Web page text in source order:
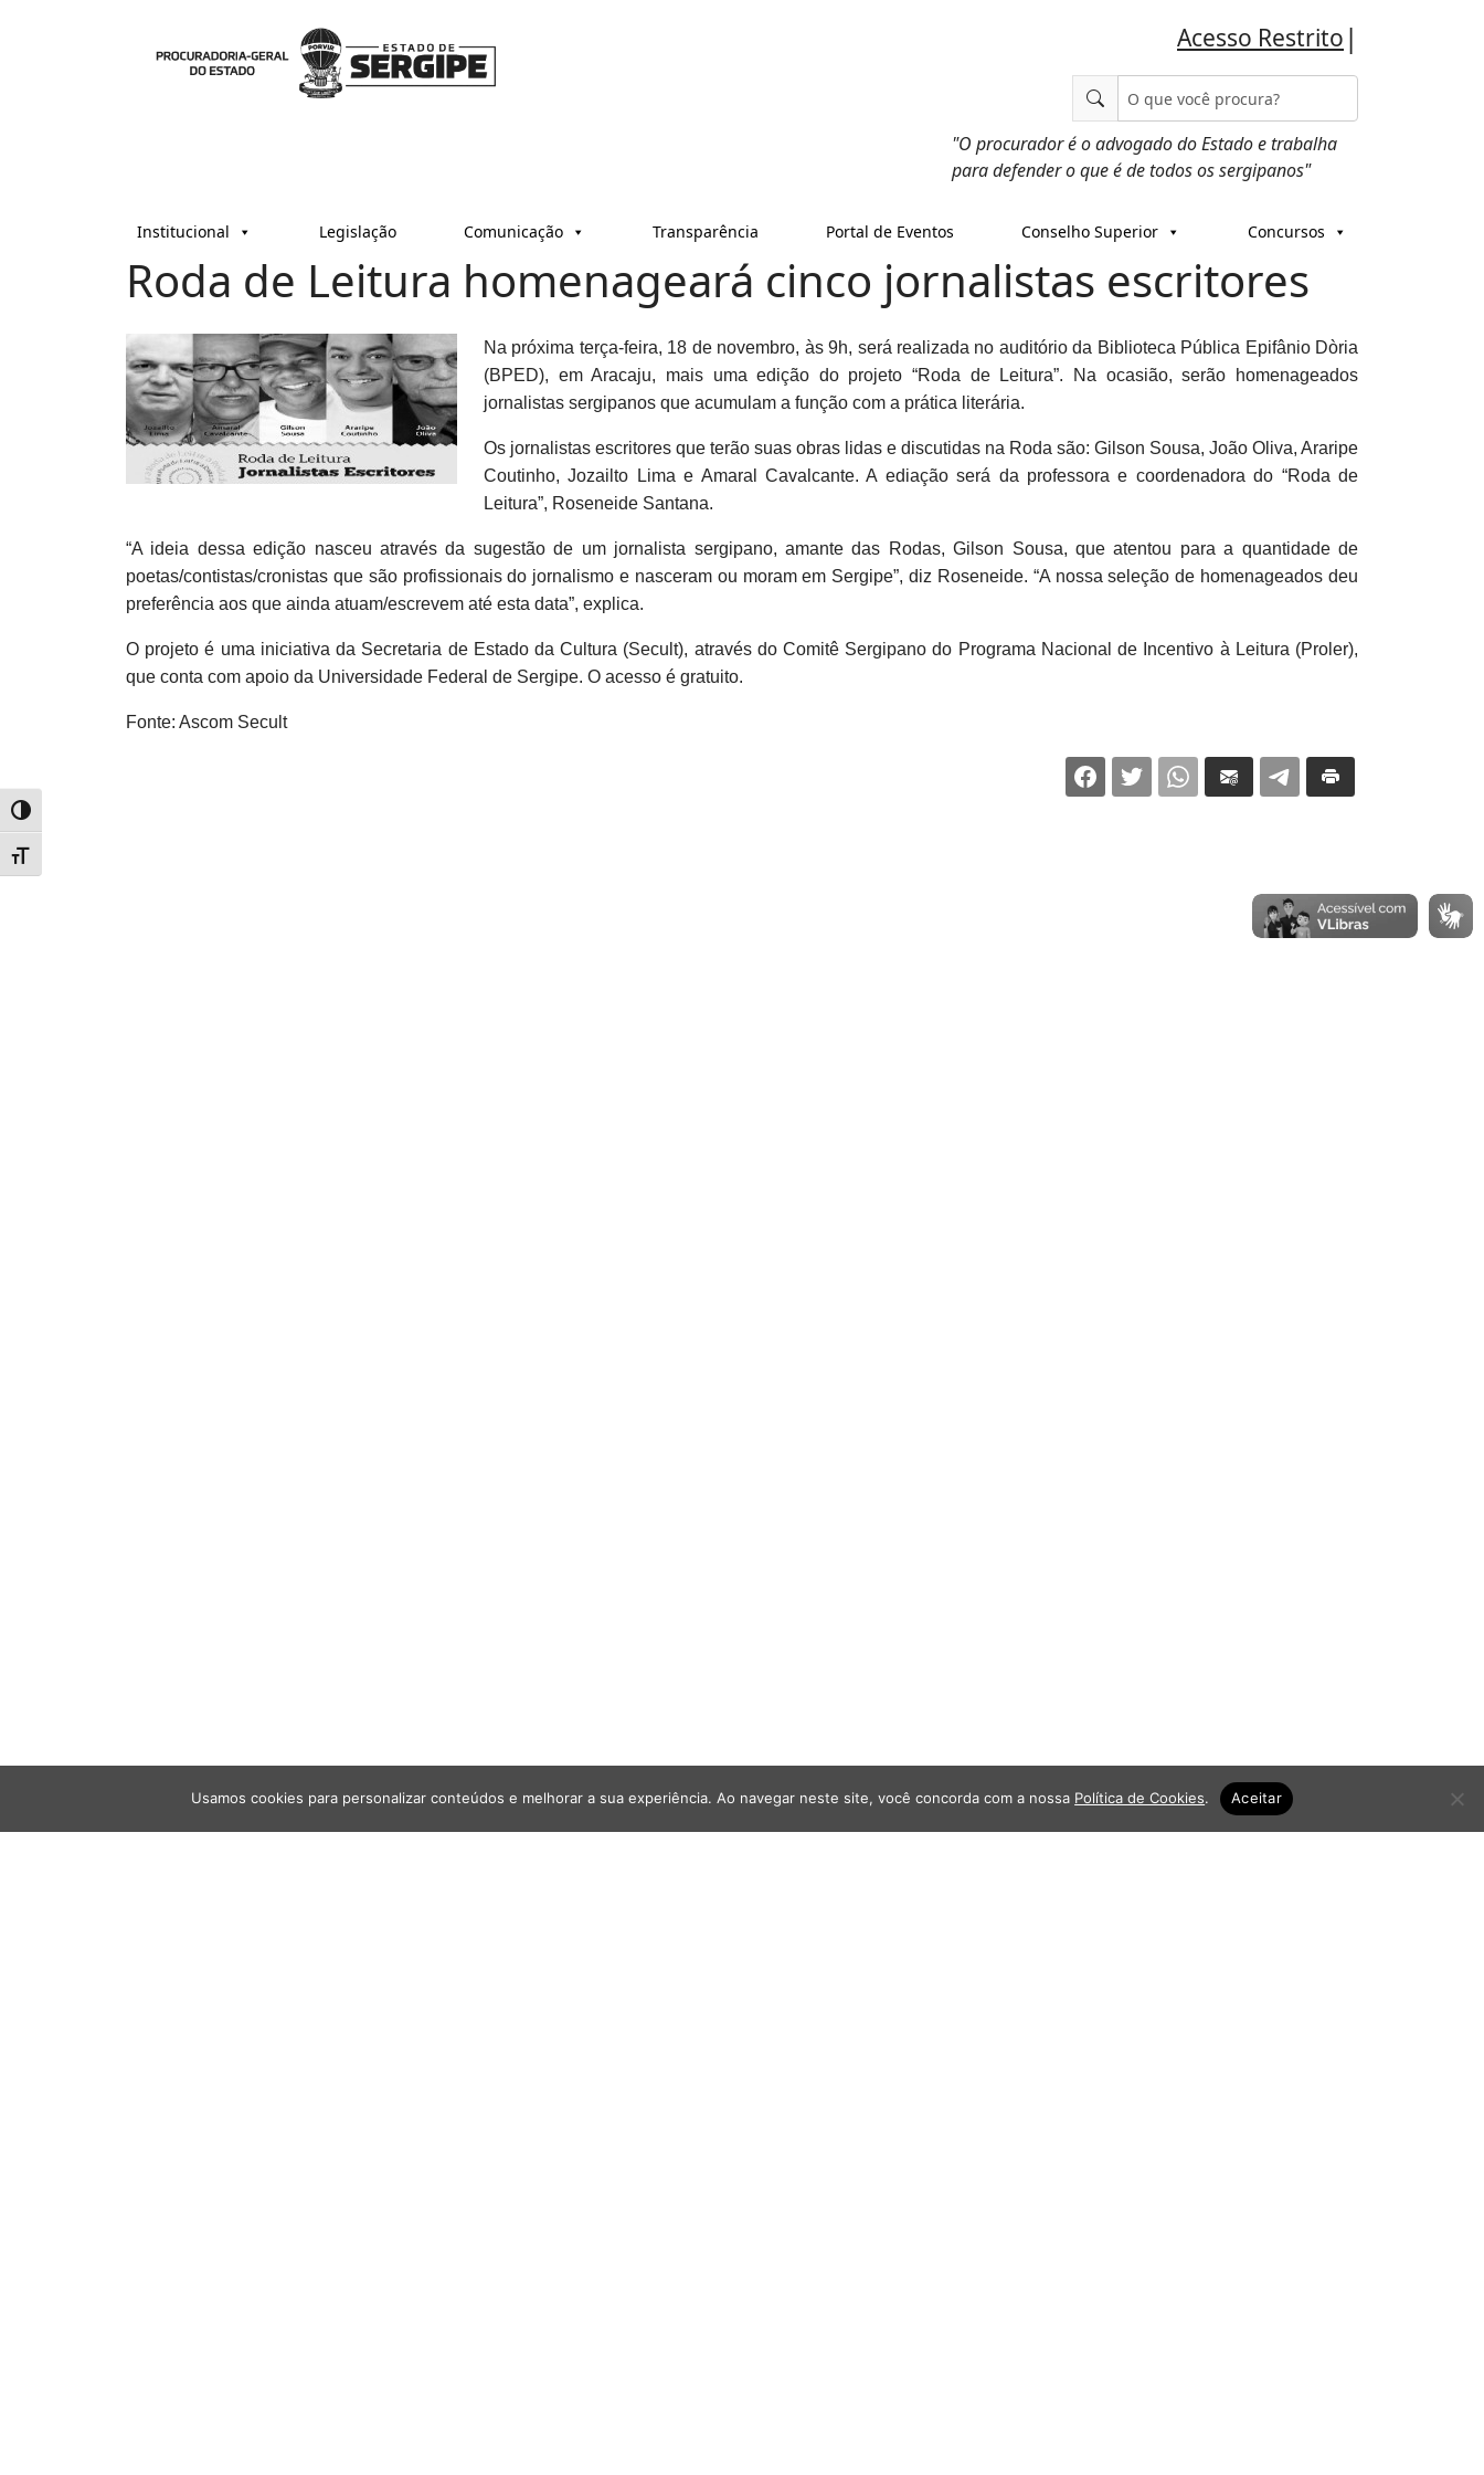
Alternar alto contraste
Alternar tamanho da fonte
Acesso Restrito |
"O procurador é o advogado do Estado e trabalha
para defender o que é de todos os sergipanos"
Institucional Legislação Comunicação Transparência Portal de Eventos Conselho Superior Concursos
Roda de Leitura homenageará cinco jornalistas escritores
Na próxima terça-feira, 18 de novembro, às 9h, será realizada no auditório da Biblioteca Pública Epifânio Dòria
(BPED), em Aracaju, mais uma edição do projeto “Roda de Leitura”. Na ocasião, serão homenageados
jornalistas sergipanos que acumulam a função com a prática literária.
Os jornalistas escritores que terão suas obras lidas e discutidas na Roda são: Gilson Sousa, João Oliva, Araripe
Coutinho, Jozailto Lima e Amaral Cavalcante. A ediação será da professora e coordenadora do “Roda de
Leitura”, Roseneide Santana.
“A ideia dessa edição nasceu através da sugestão de um jornalista sergipano, amante das Rodas, Gilson Sousa, que atentou para a quantidade de
poetas/contistas/cronistas que são profissionais do jornalismo e nasceram ou moram em Sergipe”, diz Roseneide. “A nossa seleção de homenageados deu
preferência aos que ainda atuam/escrevem até esta data”, explica.
O projeto é uma iniciativa da Secretaria de Estado da Cultura (Secult), através do Comitê Sergipano do Programa Nacional de Incentivo à Leitura (Proler),
que conta com apoio da Universidade Federal de Sergipe. O acesso é gratuito.
Fonte: Ascom Secult
Usamos cookies para personalizar conteúdos e melhorar a sua experiência. Ao navegar neste site, você concorda com a nossa Política de Cookies. Aceitar